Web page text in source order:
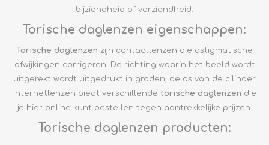
bijziendheid of verziendheid.
Torische daglenzen eigenschappen:
Torische daglenzen zijn contactlenzen die astigmatische
afwijkingen corrigeren. De richting waarin het beeld wordt
uitgerekt wordt uitgedrukt in graden, de as van de cilinder.
Internetlenzen biedt verschillende torische daglenzen die
je hier online kunt bestellen tegen aantrekkelijke prijzen.
Torische daglenzen producten: